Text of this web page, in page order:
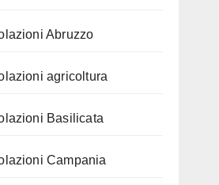
Abruzzo
agricoltura
Basilicata
Campania